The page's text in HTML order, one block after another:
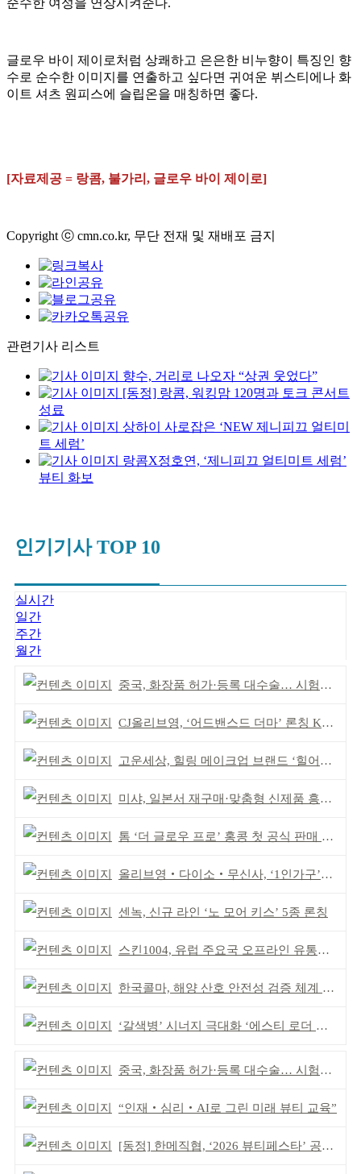
순수한 여성을 연상시켜준다.
글로우 바이 제이로처럼 상쾌하고 은은한 비누향이 특징인 향
수로 순수한 이미지를 연출하고 싶다면 귀여운 뷔스티에나 화
이트 셔츠 원피스에 슬립온을 매칭하면 좋다.
[자료제공 = 랑콤, 불가리, 글로우 바이 제이로]
Copyright ⓒ cmn.co.kr, 무단 전재 및 재배포 금지
관련기사 리스트
향수, 거리로 나오자 “상권 웃었다”
[동정] 랑콤, 워킹맘 120명과 토크 콘서트
성료
상하이 사로잡은 ‘NEW 제니피끄 얼티미
트 세럼’
랑콤X정호연, ‘제니피끄 얼티미트 세럼’
뷰티 화보
인기기사 TOP 10
실시간
일간
주간
월간
중국, 화장품 허가·등록 대수술… 시험자료 공용 허용
CJ올리브영, ‘어드밴스드 더마’ 론칭 K더마 육성 박차
고운세상, 힐링 메이크업 브랜드 ‘힐어스’ 론칭
미샤, 일본서 재구매·맞춤형 신제품 흥행 ‘쌍끌이’
톰 ‘더 글로우 프로’ 홍콩 첫 공식 판매 완판
올리브영‧다이소‧무신사, ‘1인가구’가 이끈다
센녹, 신규 라인 ‘노 모어 키스’ 5종 론칭
스킨1004, 유럽 주요국 오프라인 유통망 확대
한국콜마, 해양 산호 안전성 검증 체계 구축
‘갈색병’ 시너지 극대화 ‘에스티 로더 스킨부스터’ 출시
중국, 화장품 허가·등록 대수술… 시험자료 공용 허용
“인재‧심리‧AI로 그린 미래 뷰티 교육”
[동정] 한메직협, ‘2026 뷰티페스타’ 공동 주최